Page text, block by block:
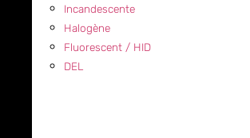
Incandescente
Halogène
Fluorescent / HID
DEL